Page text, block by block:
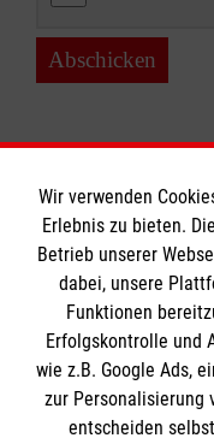
Abschicken
Impressum
Datenschutz
Kontakt
Die Malteser
Wir verwenden
Erlebnis zu bieten.
Betrieb unserer
dabei, unsere
Funktionen
Erfolgskontrolle und
wie z.B. Google Ads,
zur Personalisierung
entscheiden